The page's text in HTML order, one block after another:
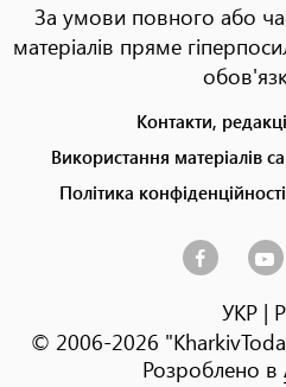
За умови повного або
матеріалів пряме
menu
Контакти,
Використання матеріалів
Політика конфіденційності
УКР|
© 2006-2026
Розроблено в